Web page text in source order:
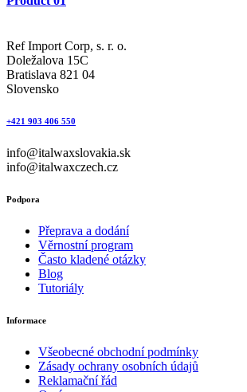
Ref Import Corp, s. r. o.
Doležalova 15C
Bratislava 821 04
Slovensko
+421 903 406 550
info@italwaxslovakia.sk
info@italwaxczech.cz
Podpora
Přeprava a dodání
Věrnostní program
Často kladené otázky
Blog
Tutoriály
Informace
Všeobecné obchodní podmínky
Zásady ochrany osobních údajů
Reklamační řád